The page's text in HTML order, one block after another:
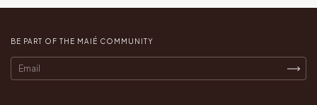
BE PART OF THE MAIÉ COMMUNITY